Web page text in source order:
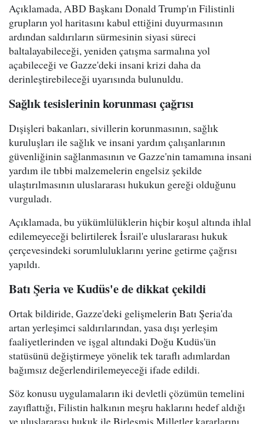
Açıklamada, ABD Başkanı Donald Trump'ın Filistinli
grupların yol haritasını kabul ettiğini duyurmasının
ardından saldırıların sürmesinin siyasi süreci
baltalayabileceği, yeniden çatışma sarmalına yol
açabileceği ve Gazze'deki insani krizi daha da
derinleştirebileceği uyarısında bulunuldu.
Sağlık tesislerinin korunması çağrısı
Dışişleri bakanları, sivillerin korunmasının, sağlık
kuruluşları ile sağlık ve insani yardım çalışanlarının
güvenliğinin sağlanmasının ve Gazze'nin tamamına insani
yardım ile tıbbi malzemelerin engelsiz şekilde
ulaştırılmasının uluslararası hukukun gereği olduğunu
vurguladı.
Açıklamada, bu yükümlülüklerin hiçbir koşul altında ihlal
edilemeyeceği belirtilerek İsrail'e uluslararası hukuk
çerçevesindeki sorumluluklarını yerine getirme çağrısı
yapıldı.
Batı Şeria ve Kudüs'e de dikkat çekildi
Ortak bildiride, Gazze'deki gelişmelerin Batı Şeria'da
artan yerleşimci saldırılarından, yasa dışı yerleşim
faaliyetlerinden ve işgal altındaki Doğu Kudüs'ün
statüsünü değiştirmeye yönelik tek taraflı adımlardan
bağımsız değerlendirilemeyeceği ifade edildi.
Söz konusu uygulamaların iki devletli çözümün temelini
zayıflattığı, Filistin halkının meşru haklarını hedef aldığı
ve uluslararası hukuk ile Birleşmiş Milletler kararlarını